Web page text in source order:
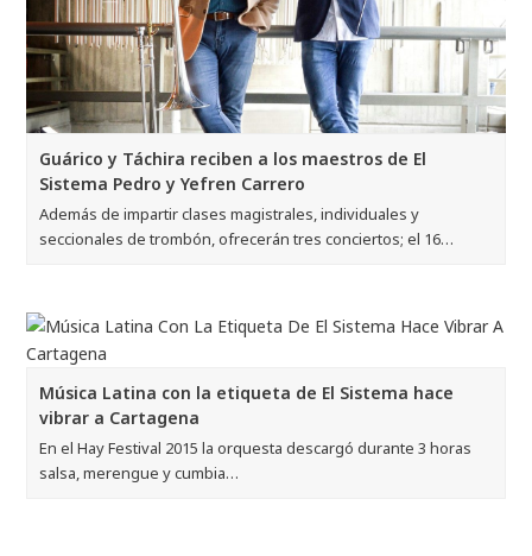
Guárico y Táchira reciben a los maestros de El
Sistema Pedro y Yefren Carrero
Además de impartir clases magistrales, individuales y
seccionales de trombón, ofrecerán tres conciertos; el 16…
Música Latina con la etiqueta de El Sistema hace
vibrar a Cartagena
En el Hay Festival 2015 la orquesta descargó durante 3 horas
salsa, merengue y cumbia…